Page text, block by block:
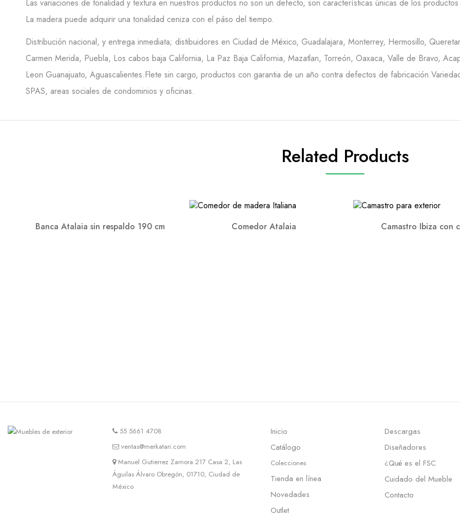
Las variaciones de tonalidad y textura en nuestros productos no son un defecto, son características únicas de los
La madera puede adquirir una tonalidad ceniza con el páso del tiempo.
Distribución nacional, y entrega inmediata; distibuidores en Ciudad de México, Guadalajara, Monterrey, Hermosillo,
Carmen Merida, Puebla, Los cabos baja California, La Paz Baja California, Mazatlan, Torreón, Oaxaca, Valle de Bravo,
Leon Guanajuato, Aguascalientes.Flete sin cargo, productos con garantia de un año contra defectos de
SPAS, areas sociales de condominios y oficinas.
Related Products
Banca Atalaia sin respaldo 190 cm Comedor Atalaia Camastro Ibiza con
55 5661 4708
ventas@merkatari.com
Manuel Gutierrez Zamora 217 Casa 2, Las
Águilas Álvaro Obregón, 01710, Ciudad de
México
Inicio
Catálogo
Colecciones
Tienda en línea
Novedades
Outlet
Descargas
Diseñadores
¿Qué es el FSC
Cuidado del Mueble
Contacto